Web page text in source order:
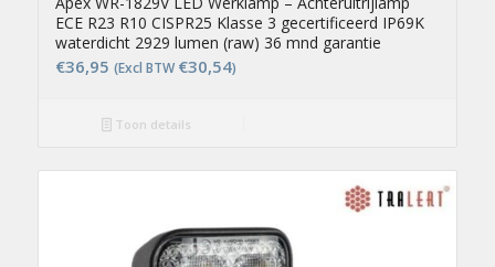
ECE R23 R10 CISPR25 Klasse 3 gecertificeerd IP69K
waterdicht 2929 lumen (raw) 36 mnd garantie
€36,95 (Excl BTW €30,54)
Toon details